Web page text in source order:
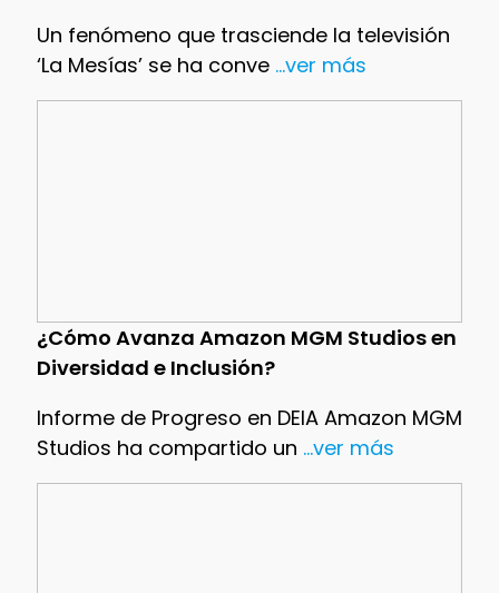
Un fenómeno que trasciende la televisión
‘La Mesías’ se ha conve...ver más
¿Cómo Avanza Amazon MGM Studios en
Diversidad e Inclusión?
Informe de Progreso en DEIA Amazon MGM
Studios ha compartido un ...ver más